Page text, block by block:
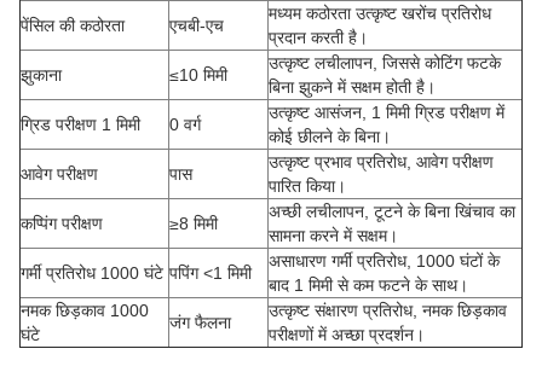
पेंसिल की कठोरता एचबी-एच
मध्यम कठोरता उत्कृष्ट खरोंच प्रतिरोध
प्रदान करती है।
झुकाना
≤10 मिमी
उत्कृष्ट लचीलापन, जिससे कोटिंग फटके
बिना झुकने में सक्षम होती है।
ग्रिड परीक्षण 1 मिमी
0 वर्ग
उत्कृष्ट आसंजन, 1 मिमी ग्रिड परीक्षण में
कोई छीलने के बिना।
आवेग परीक्षण
पास
उत्कृष्ट प्रभाव प्रतिरोध, आवेग परीक्षण
पारित किया।
कप्पिंग परीक्षण
≥8 मिमी
अच्छी लचीलापन, टूटने के बिना खिंचाव का
सामना करने में सक्षम।
गर्मी प्रतिरोध 1000 घंटे पपिंग <1 मिमी
असाधारण गर्मी प्रतिरोध, 1000 घंटों के
बाद 1 मिमी से कम फटने के साथ।
नमक छिड़काव 1000
घंटे
जंग फैलना
उत्कृष्ट संक्षारण प्रतिरोध, नमक छिड़काव
परीक्षणों में अच्छा प्रदर्शन।